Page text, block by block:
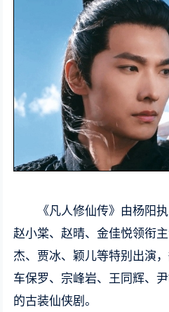
《凡人修仙传》由杨阳
赵小棠、赵晴、金佳悦领衔
杰、贾冰、颖儿等特别出演
车保罗、宗峰岩、王同辉、
的古装仙侠剧。